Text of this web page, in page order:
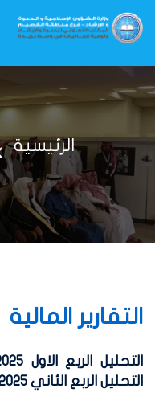
الرئيسية
التقارير المالية
التحليل الربع الثاني 2025